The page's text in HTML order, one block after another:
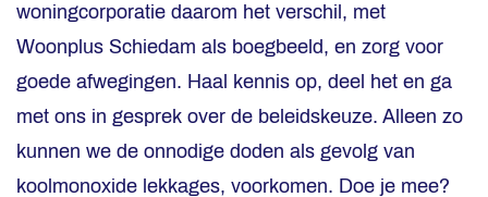
woningcorporatie daarom het verschil, met
Woonplus Schiedam als boegbeeld, en zorg voor
goede afwegingen. Haal kennis op, deel het en ga
met ons in gesprek over de beleidskeuze. Alleen zo
kunnen we de onnodige doden als gevolg van
koolmonoxide lekkages, voorkomen. Doe je mee?